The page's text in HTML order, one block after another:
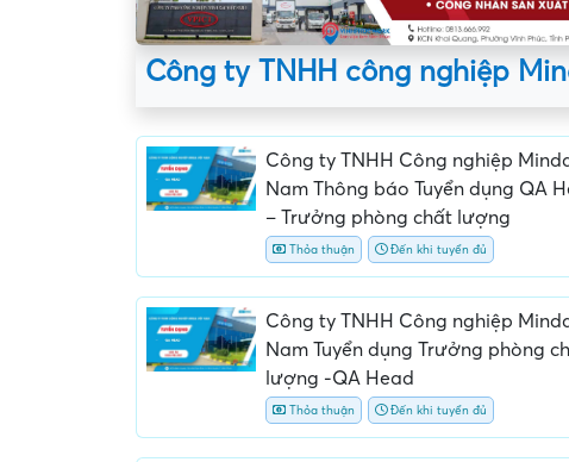
Công ty TNHH công nghiệp
Công ty TNHH Công nghiệp
Nam Thông báo Tuyển dụng QA
– Trưởng phòng chất lượng
Thỏa thuận Đến khi tuyển đủ
Công ty TNHH Công nghiệp
Nam Tuyển dụng Trưởng phòng
lượng -QA Head
Thỏa thuận Đến khi tuyển đủ
Yêu cầu nộp phí phỏng vấn,